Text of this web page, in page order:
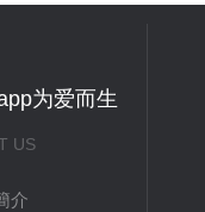
为爱而生
US
介